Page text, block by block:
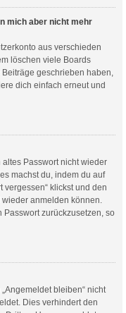
mich aber nicht mehr
aus verschieden
löschen viele Boards
geschrieben haben,
dich einfach erneut und
Passwort nicht wieder
machst du, indem du auf
vergessen“ klickst und den
anmelden können.
zurückzusetzen, so
bleiben“ nicht
Dies verhindert den